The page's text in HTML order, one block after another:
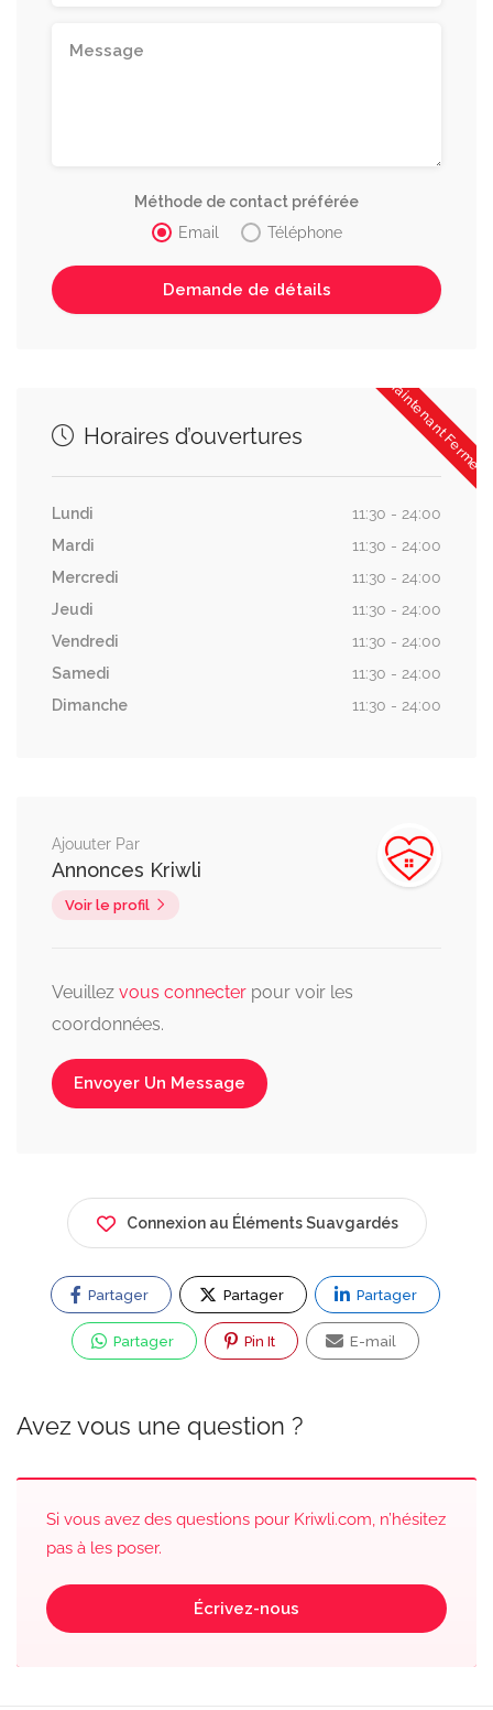
Méthode de contact préférée
Email
Téléphone
Maintenant Fermée
Horaires d’ouvertures
Lundi
11:30 - 24:00
Mardi
11:30 - 24:00
Mercredi
11:30 - 24:00
Jeudi
11:30 - 24:00
Vendredi
11:30 - 24:00
Samedi
11:30 - 24:00
Dimanche
11:30 - 24:00
Ajouuter Par
Annonces Kriwli
Voir le profil
Veuillez vous connecter pour voir les
coordonnées.
Envoyer Un Message
Connexion au Éléments Suavgardés
Partager Partager Partager
Partager Pin It E-mail
Avez vous une question ?
Si vous avez des questions pour Kriwli.com, n’hésitez
pas à les poser.
Écrivez-nous